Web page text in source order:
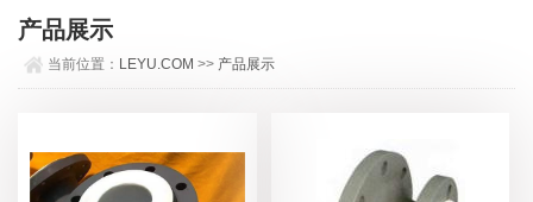
产品展示
当前位置： LEYU.COM >> 产品展示